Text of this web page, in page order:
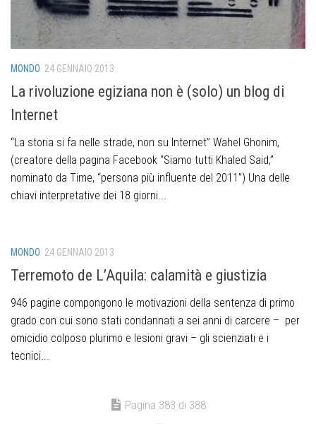
MONDO 24 GENNAIO 2013
La rivoluzione egiziana non è (solo) un blog di
Internet
“La storia si fa nelle strade, non su Internet” Wahel Ghonim,
(creatore della pagina Facebook “Siamo tutti Khaled Said,”
nominato da Time, “persona più influente del 2011”) Una delle
chiavi interpretative dei 18 giorni...
MONDO 24 GENNAIO 2013
Terremoto de L’Aquila: calamità e giustizia
946 pagine compongono le motivazioni della sentenza di primo
grado con cui sono stati condannati a sei anni di carcere – per
omicidio colposo plurimo e lesioni gravi – gli scienziati e i
tecnici...
Pagina 383 di 388